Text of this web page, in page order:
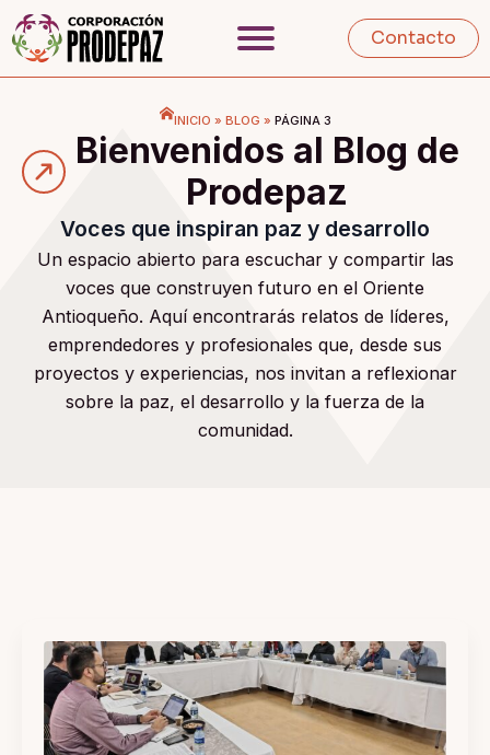
Contacto
INICIO » BLOG » PÁGINA 3
Bienvenidos al Blog de
Prodepaz
Voces que inspiran paz y desarrollo
Un espacio abierto para escuchar y compartir las
voces que construyen futuro en el Oriente
Antioqueño. Aquí encontrarás relatos de líderes,
emprendedores y profesionales que, desde sus
proyectos y experiencias, nos invitan a reflexionar
sobre la paz, el desarrollo y la fuerza de la
comunidad.